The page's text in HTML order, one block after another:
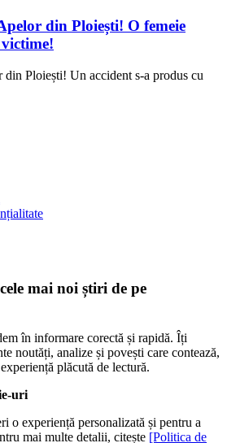
din Ploiești! O femeie
din Ploiești! Un accident s-a produs cu
mai noi știri de pe
în informare corectă și rapidă. Îți
noutăți, analize și povești care contează,
plăcută de lectură.
uri
o experiență personalizată și pentru a
mai multe detalii, citește [Politica de